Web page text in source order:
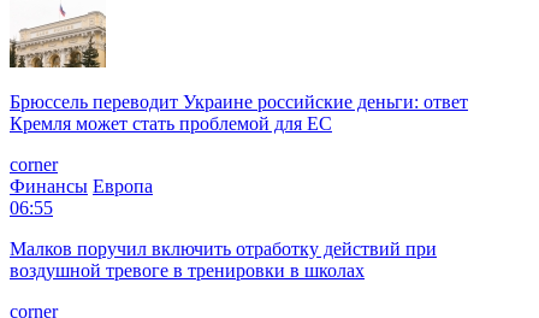
Брюссель переводит Украине российские деньги: ответ
Кремля может стать проблемой для EC
corner
Финансы Европа
06:55
Малков поручил включить отработку действий при
воздушной тревоге в тренировки в школах
corner